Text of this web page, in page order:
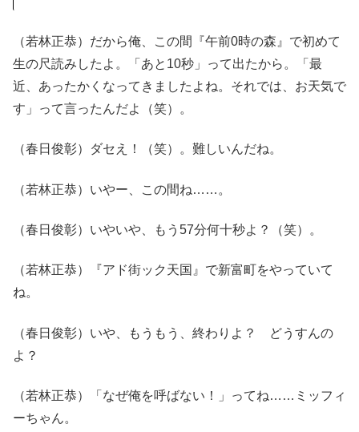
（若林正恭）だから俺、この間『午前0時の森』で初めて
生の尺読みしたよ。「あと10秒」って出たから。「最
近、あったかくなってきましたよね。それでは、お天気で
す」って言ったんだよ（笑）。
（春日俊彰）ダセえ！（笑）。難しいんだね。
（若林正恭）いやー、この間ね……。
（春日俊彰）いやいや、もう57分何十秒よ？（笑）。
（若林正恭）『アド街ック天国』で新富町をやっていて
ね。
（春日俊彰）いや、もうもう、終わりよ？ どうすんの
よ？
（若林正恭）「なぜ俺を呼ばない！」ってね……ミッフィ
ーちゃん。